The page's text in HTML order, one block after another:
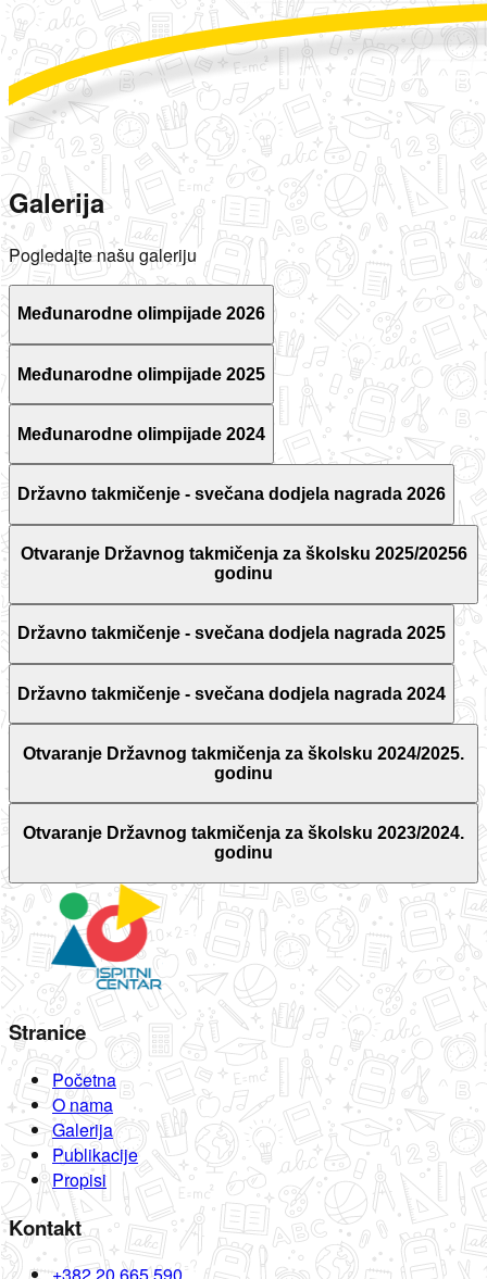
Galerija
Pogledajte našu galeriju
Međunarodne olimpijade 2026
Međunarodne olimpijade 2025
Međunarodne olimpijade 2024
Državno takmičenje - svečana dodjela nagrada 2026
Otvaranje Državnog takmičenja za školsku 2025/20256
godinu
Državno takmičenje - svečana dodjela nagrada 2025
Državno takmičenje - svečana dodjela nagrada 2024
Otvaranje Državnog takmičenja za školsku 2024/2025.
godinu
Otvaranje Državnog takmičenja za školsku 2023/2024.
godinu
Stranice
Početna
O nama
Galerija
Publikacije
Propisi
Kontakt